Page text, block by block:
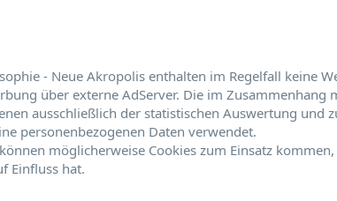
- Neue Akropolis enthalten im Regelfall keine
über externe AdServer. Die im Zusammenhang
ausschließlich der statistischen Auswertung und
personenbezogenen Daten verwendet.
möglicherweise Cookies zum Einsatz
Einfluss hat.